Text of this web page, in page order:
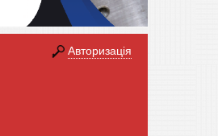
Авторизація